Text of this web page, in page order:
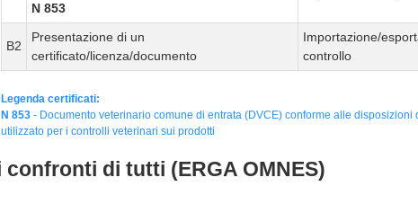
N 853
B2
Presentazione di un
certificato/licenza/documento
Importazione/
controllo
Legenda certificati:
N 853 - Documento veterinario comune di entrata (DVCE) conforme alle
utilizzato per i controlli veterinari sui prodotti
confronti di tutti (ERGA OMNES)